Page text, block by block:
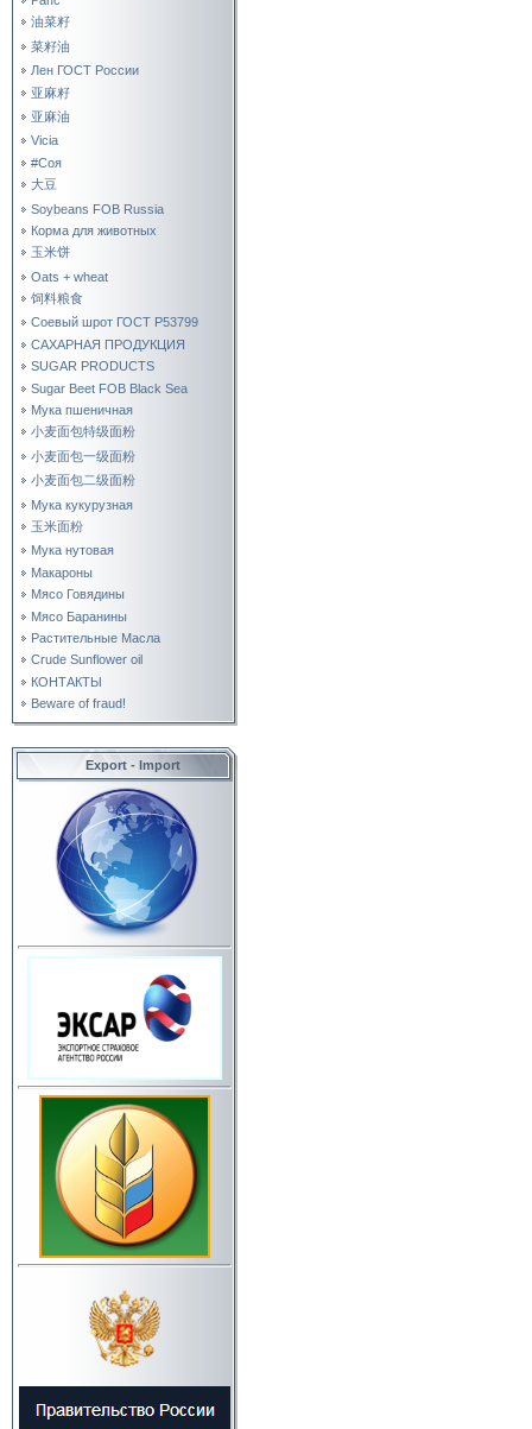
油菜籽
菜籽油
Лен ГОСТ России
亚麻籽
亚麻油
Vicia
#Соя
大豆
Soybeans FOB Russia
Корма для животных
玉米饼
Oats + wheat
饲料粮食
Соевый шрот ГОСТ Р53799
САХАРНАЯ ПРОДУКЦИЯ
SUGAR PRODUCTS
Sugar Beet FOB Black Sea
Мука пшеничная
小麦面包特级面粉
小麦面包一级面粉
小麦面包二级面粉
Мука кукурузная
玉米面粉
Мука нутовая
Макароны
Мясо Говядины
Мясо Баранины
Растительные Масла
Crude Sunflower oil
КОНТАКТЫ
Beware of fraud!
Export - Import